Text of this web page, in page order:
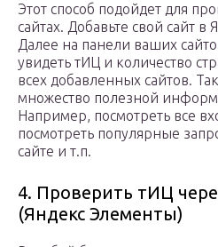
Этот способ подойдет для
сайтах. Добавьте свой сайт в
Далее на панели ваших
увидеть тИЦ и количество
всех добавленных сайтов.
множество полезной
Например, посмотреть все
посмотреть популярные
сайте и т.п.
4. Проверить тИЦ
(Яндекс Элементы)